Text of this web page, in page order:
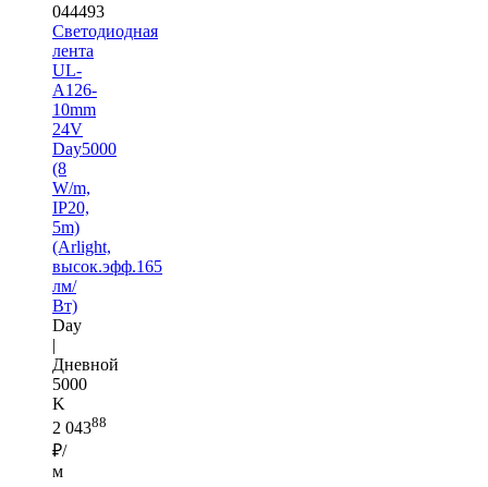
044493
Светодиодная
лента
UL-
A126-
10mm
24V
Day5000
(8
W/m,
IP20,
5m)
(Arlight,
высок.эфф.165
лм/
Вт)
Day
|
Дневной
5000
K
2 04388
₽/
м